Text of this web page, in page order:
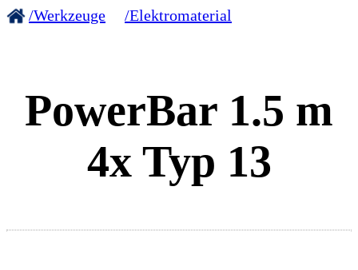
/Werkzeuge /Elektromaterial
PowerBar 1.5 m
4x Typ 13